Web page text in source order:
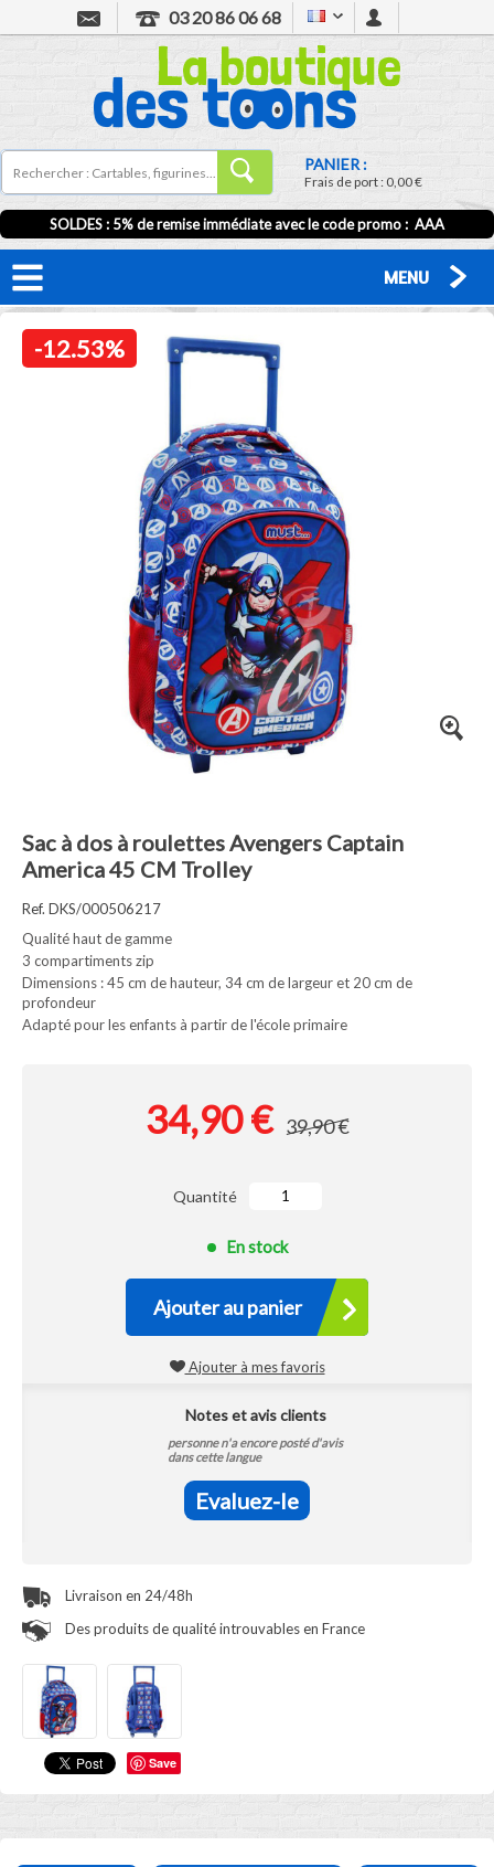
03 20 86 06 68
PANIER :
Frais de port :0,00 €
SOLDES : 5% de remise immédiate avec le code promo : AAA
MENU
-12.53%
Save
Sac à dos à roulettes Avengers Captain
America 45 CM Trolley
Ref. DKS/000506217
Qualité haut de gamme
3 compartiments zip
Dimensions : 45 cm de hauteur, 34 cm de largeur et 20 cm de
profondeur
Adapté pour les enfants à partir de l'école primaire
34,90 € 39,90 €
Quantité
En stock
Ajouter au panier
Ajouter à mes favoris
Notes et avis clients
personne n'a encore posté d'avis
dans cette langue
Evaluez-le
Livraison en 24/48h
Des produits de qualité introuvables en France